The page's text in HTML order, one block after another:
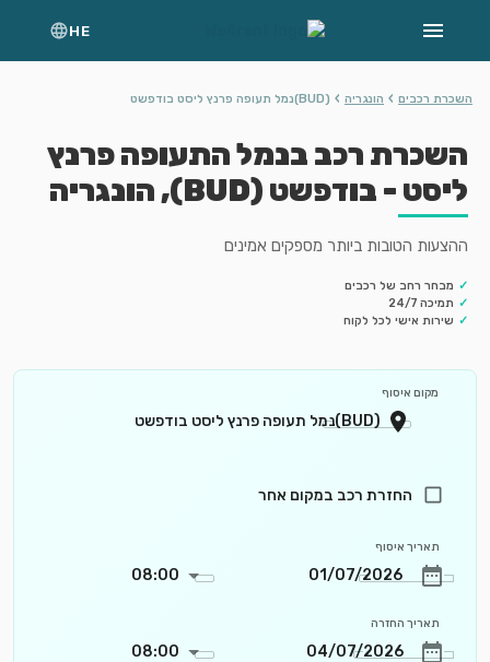
HE
השכרת רכבים › הונגריה › (BUD)נמל תעופה פרנץ ליסט בודפשט
השכרת רכב בנמל התעופה פרנץ
ליסט - בודפשט (BUD), הונגריה
ההצעות הטובות ביותר מספקים אמינים
✓ מבחר רחב של רכבים
✓ תמיכה 24/7
✓ שירות אישי לכל לקוח
מקום איסוף
החזרת רכב במקום אחר
תאריך איסוף
08:00
תאריך החזרה
08:00